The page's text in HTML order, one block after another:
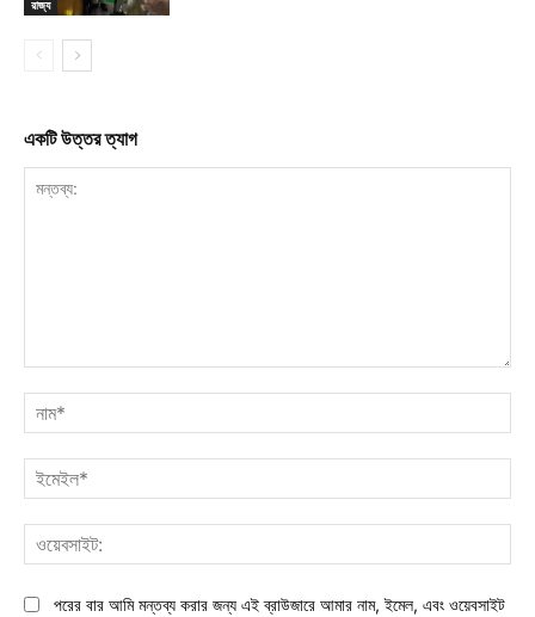
রাজ্য
একটি উত্তর ত্যাগ
পরের বার আমি মন্তব্য করার জন্য এই ব্রাউজারে আমার নাম, ইমেল, এবং ওয়েবসাইট